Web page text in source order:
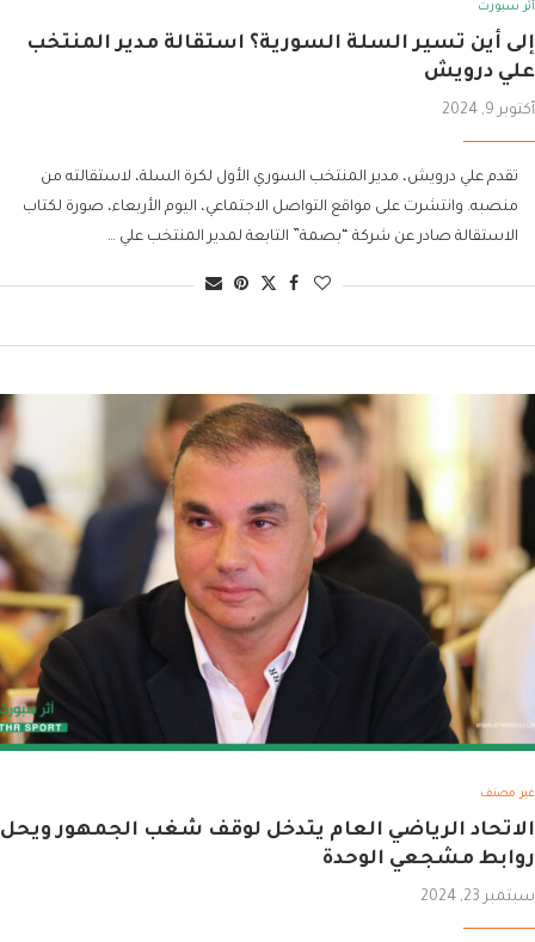
أثر سبورت
إلى أين تسير السلة السورية؟ استقالة مدير المنتخب
علي درويش
أكتوبر 9, 2024
تقدم علي درويش، مدير المنتخب السوري الأول لكرة السلة، لاستقالته من
منصبه. وانتشرت على مواقع التواصل الاجتماعي، اليوم الأربعاء، صورة لكتاب
الاستقالة صادر عن شركة “بصمة” التابعة لمدير المنتخب علي …
غير مصنف
الاتحاد الرياضي العام يتدخل لوقف شغب الجمهور ويحل
روابط مشجعي الوحدة
سبتمبر 23, 2024